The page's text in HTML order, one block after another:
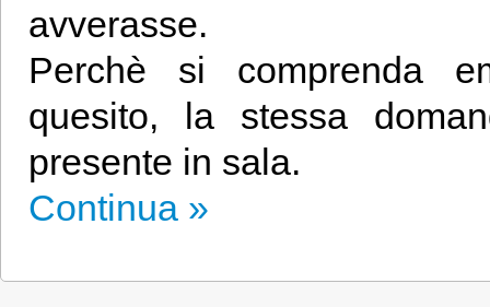
avverasse.
Perchè si comprenda
quesito, la stessa
presente in sala.
Continua »